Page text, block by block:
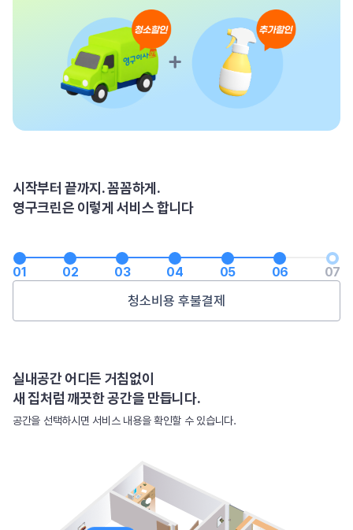
시작부터 끝까지. 꼼꼼하게.
영구크린은 이렇게 서비스 합니다
01 02 03 04 05 06 07
서비스 후 해피콜
실내공간 어디든 거침없이
새 집처럼 깨끗한 공간을 만듭니다.
공간을 선택하시면 서비스 내용을 확인할 수 있습니다.